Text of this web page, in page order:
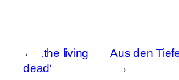
←
‚the living
dead‘
Aus den
→